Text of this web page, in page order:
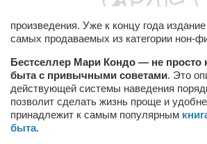
Барды
Владимир Айзенберг
Игорь Добровольский
Ольга Козаченко
произведения. Уже к концу года
самых продаваемых из категории нон-
Бестселлер Мари Кондо — не просто
быта с привычными советами. Это
действующей системы наведения
позволит сделать жизнь проще и
принадлежит к самым популярным
быта.